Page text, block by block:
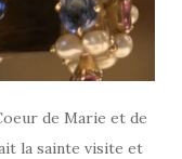
de Marie et de
la sainte visite et